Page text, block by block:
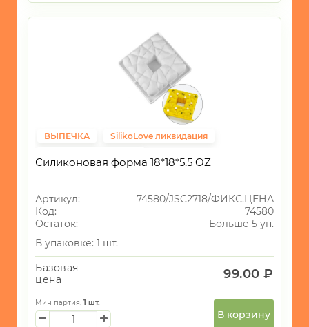
ВЫПЕЧКА
SilikoLove ликвидация
Силиконовая форма 18*18*5.5 OZ
Артикул:
74580/JSC2718/ФИКС.ЦЕНА
Код:
74580
Остаток:
Больше 5 уп.
В упаковке: 1 шт.
Базовая
цена
99.00 ₽
Мин партия: 1 шт.
В корзину